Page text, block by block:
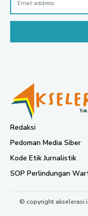
Redaksi
Pedoman Media Siber
Kode Etik Jurnalistik
SOP Perlindungan
© copyright